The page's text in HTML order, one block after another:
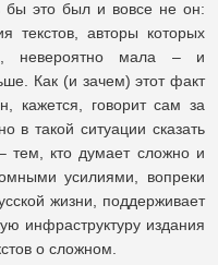
бы это был и вовсе не он:
текстов, авторы которых
невероятно мала – и
Как (и зачем) этот факт
кажется, говорит сам за
в такой ситуации сказать
тем, кто думает сложно и
усилиями, вопреки
жизни, поддерживает
инфраструктуру издания
о сложном.